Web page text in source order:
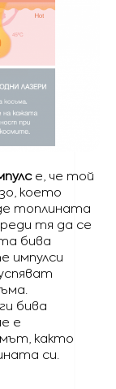
е, че той
което
топлината
тя да се
бива
импулси
бива
е
както
си.